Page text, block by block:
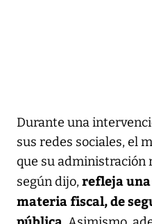
Durante una
sus redes sociales, el
que su administración
según dijo, refleja
materia fiscal, de